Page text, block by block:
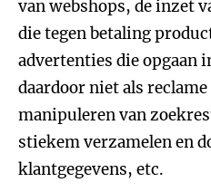
van webshops, de inzet
die tegen betaling
advertenties die opgaan
daardoor niet als
manipuleren van
stiekem verzamelen en
klantgegevens, etc.